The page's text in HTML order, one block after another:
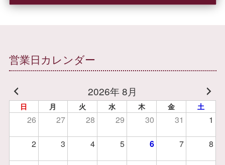
営業日カレンダー
2026年 8月
日 月 火 水 木 金 土
26 27 28 29 30 31 1
2 3 4 5 6 7 8